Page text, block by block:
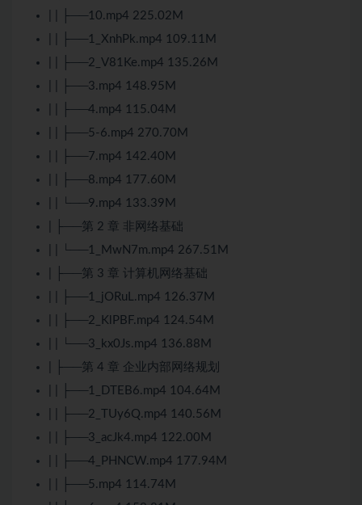
| | ├──10.mp4 225.02M
| | ├──1_XnhPk.mp4 109.11M
| | ├──2_V81Ke.mp4 135.26M
| | ├──3.mp4 148.95M
| | ├──4.mp4 115.04M
| | ├──5-6.mp4 270.70M
| | ├──7.mp4 142.40M
| | ├──8.mp4 177.60M
| | └──9.mp4 133.39M
| ├──第 2 章 非网络基础
| | └──1_MwN7m.mp4 267.51M
| ├──第 3 章 计算机网络基础
| | ├──1_jORuL.mp4 126.37M
| | ├──2_KlPBF.mp4 124.54M
| | └──3_kx0Js.mp4 136.88M
| ├──第 4 章 企业内部网络规划
| | ├──1_DTEB6.mp4 104.64M
| | ├──2_TUy6Q.mp4 140.56M
| | ├──3_acJk4.mp4 122.00M
| | ├──4_PHNCW.mp4 177.94M
| | ├──5.mp4 114.74M